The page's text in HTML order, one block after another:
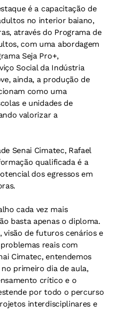
é a capacitação de
no interior baiano,
através do Programa de
com uma abordagem
Seja Pro+,
Social da Indústria
ainda, a produção de
como uma
e unidades de
valorizar a
Senai Cimatec, Rafael
qualificada é a
dos egressos em
cada vez mais
basta apenas o diploma.
visão de futuros cenários e
reais com
Cimatec, entendemos
primeiro dia de aula,
crítico e o
por todo o percurso
interdisciplinares e